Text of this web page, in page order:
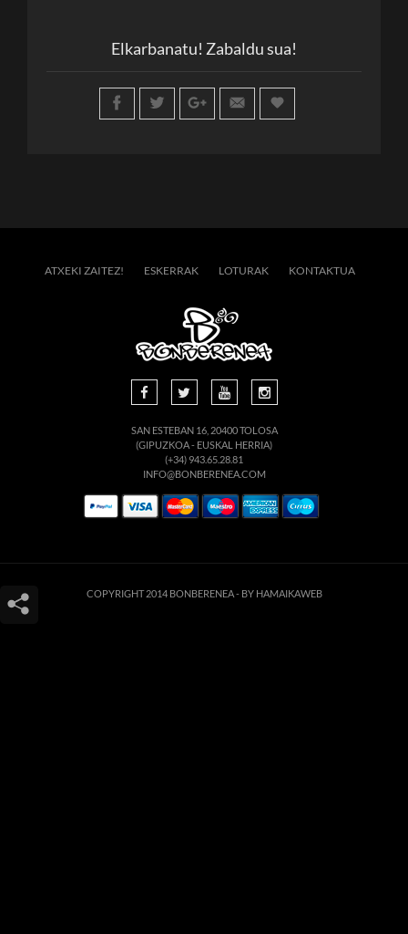
Elkarbanatu! Zabaldu sua!
ATXEKI ZAITEZ! ESKERRAK LOTURAK KONTAKTUA
SAN ESTEBAN 16, 20400 TOLOSA
(GIPUZKOA - EUSKAL HERRIA)
(+34) 943.65.28.81
INFO@BONBERENEA.COM
COPYRIGHT 2014 BONBERENEA - BY HAMAIKAWEB